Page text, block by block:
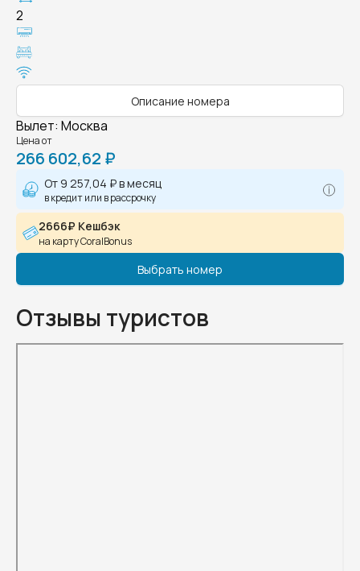
2
Описание номера
Вылет: Москва
Цена от
266 602,62 ₽
От 9 257,04 ₽в месяц
в кредит или в рассрочку
2666₽ Кешбэк
на карту CoralBonus
Выбрать номер
Отзывы туристов